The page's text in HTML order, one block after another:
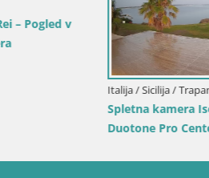
v
Italija / Sicilija / Trapani
Spletna kamera Isole
Duotone Pro Center